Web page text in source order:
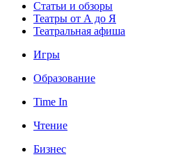
Статьи и обзоры
Театры от А до Я
Театральная афиша
Игры
Образование
Time In
Чтение
Бизнес